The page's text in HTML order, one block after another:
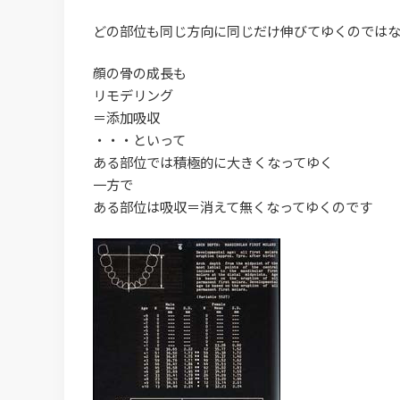
どの部位も同じ方向に同じだけ伸びてゆくのでは
顔の骨の成長も
リモデリング
＝添加吸収
・・・といって
ある部位では積極的に大きくなってゆく
一方で
ある部位は吸収＝消えて無くなってゆくのです